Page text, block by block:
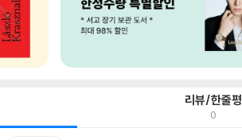
리뷰/한줄평
0